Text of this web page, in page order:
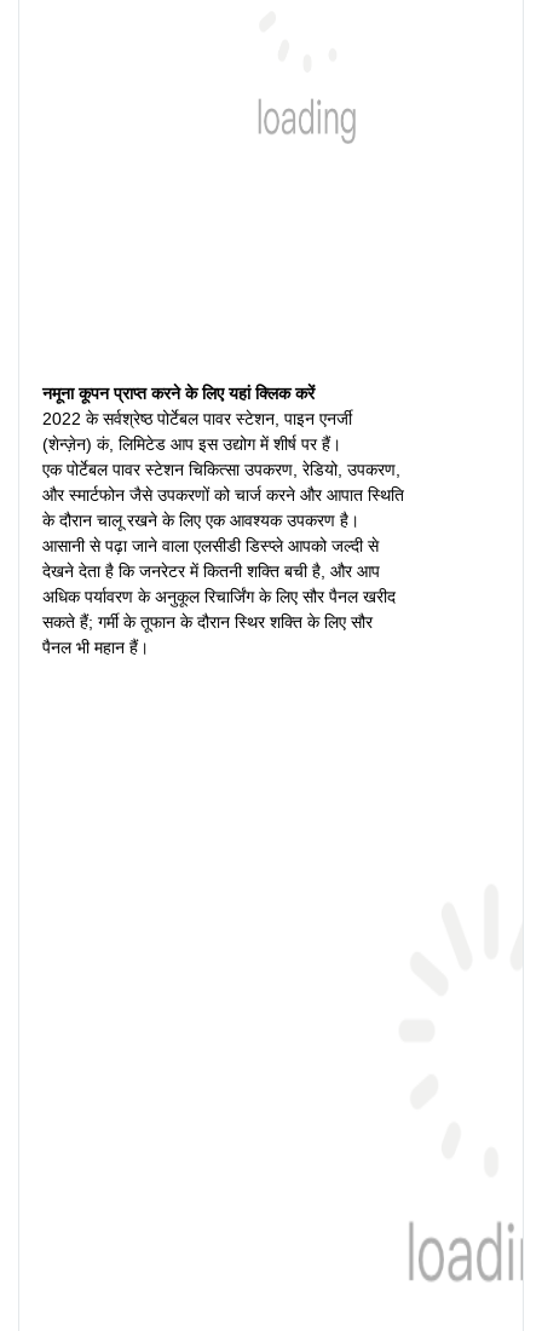
नमूना कूपन प्राप्त करने के लिए यहां क्लिक करें
2022 के सर्वश्रेष्ठ पोर्टेबल पावर स्टेशन, पाइन एनर्जी
(शेन्ज़ेन) कं, लिमिटेड आप इस उद्योग में शीर्ष पर हैं।
एक पोर्टेबल पावर स्टेशन चिकित्सा उपकरण, रेडियो, उपकरण,
और स्मार्टफोन जैसे उपकरणों को चार्ज करने और आपात स्थिति
के दौरान चालू रखने के लिए एक आवश्यक उपकरण है।
आसानी से पढ़ा जाने वाला एलसीडी डिस्प्ले आपको जल्दी से
देखने देता है कि जनरेटर में कितनी शक्ति बची है, और आप
अधिक पर्यावरण के अनुकूल रिचार्जिंग के लिए सौर पैनल खरीद
सकते हैं; गर्मी के तूफान के दौरान स्थिर शक्ति के लिए सौर
पैनल भी महान हैं।